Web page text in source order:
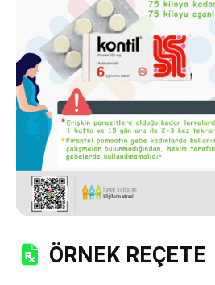
ÖRNEK REÇETE